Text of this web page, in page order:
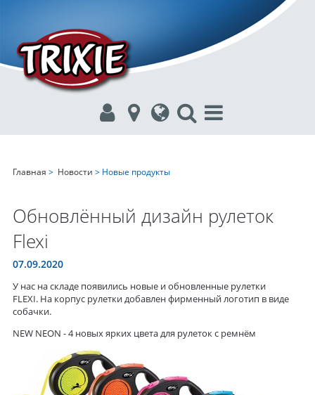
Главная > Новости > Новые продукты
Обновлённый дизайн рулеток
Flexi
07.09.2020
У нас на складе появились новые и обновленные рулетки
FLEXI. На корпус рулетки добавлен фирменный логотип в виде
собачки.
NEW NEON - 4 новых ярких цвета для рулеток с ремнём